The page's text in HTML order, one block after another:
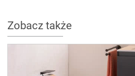
Zobacz także